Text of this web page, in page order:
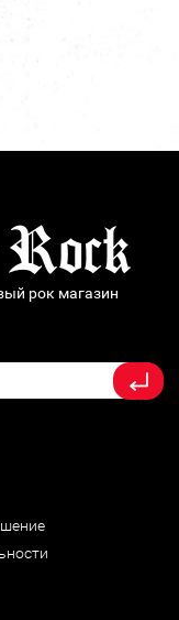
рок магазин